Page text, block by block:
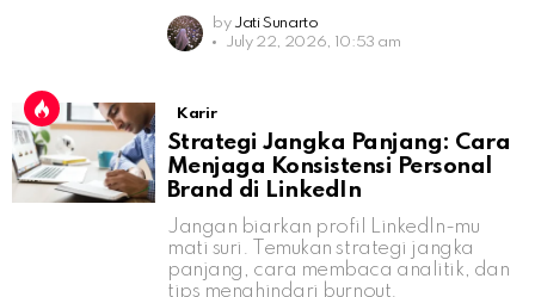
by Jati Sunarto
July 22, 2026, 10:53 am
Karir
Strategi Jangka Panjang: Cara
Menjaga Konsistensi Personal
Brand di LinkedIn
Jangan biarkan profil LinkedIn-mu
mati suri. Temukan strategi jangka
panjang, cara membaca analitik, dan
tips menghindari burnout.